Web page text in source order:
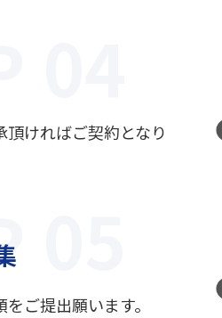
ければご契約となり
ご提出願います。